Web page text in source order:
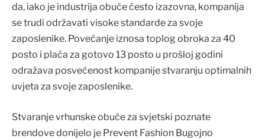
da, iako je industrija obuće često izazovna, kompanija
se trudi održavati visoke standarde za svoje
zaposlenike. Povećanje iznosa toplog obroka za 40
posto i plaća za gotovo 13 posto u prošloj godini
odražava posvećenost kompanije stvaranju optimalnih
uvjeta za svoje zaposlenike.
Stvaranje vrhunske obuće za svjetski poznate
brendove donijelo je Prevent Fashion Bugojno